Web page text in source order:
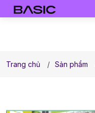
Trang chủ Sản phẩm